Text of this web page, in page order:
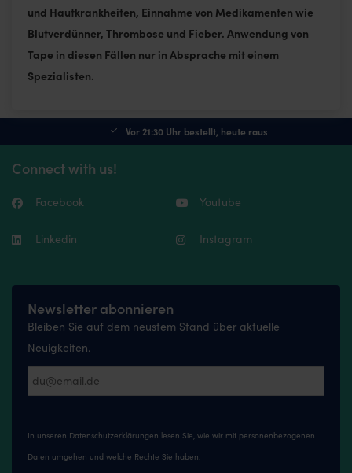
und Hautkrankheiten, Einnahme von Medikamenten wie
Blutverdünner, Thrombose und Fieber. Anwendung von
Tape in diesen Fällen nur in Absprache mit einem
Spezialisten.
Vor 21:30 Uhr bestellt, heute raus
Connect with us!
Facebook Youtube
Linkedin Instagram
Newsletter abonnieren
Bleiben Sie auf dem neustem Stand über aktuelle
Neuigkeiten.
In unseren Datenschutzerklärungen lesen Sie, wie wir mit personenbezogenen
Daten umgehen und welche Rechte Sie haben.